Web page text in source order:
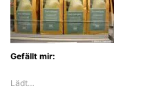
Gefällt mir:
Lädt…